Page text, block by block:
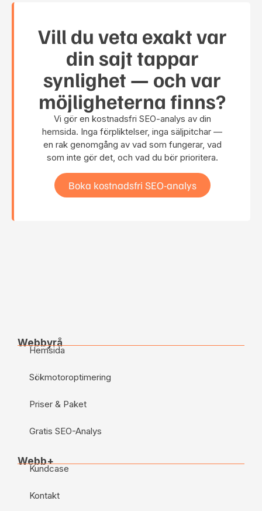
Vill du veta exakt var
din sajt tappar
synlighet — och var
möjligheterna finns?
Vi gör en kostnadsfri SEO-analys av din
hemsida. Inga förpliktelser, inga säljpitchar —
en rak genomgång av vad som fungerar, vad
som inte gör det, och vad du bör prioritera.
Boka kostnadsfri SEO-analys
Webbyrå
Hemsida
Sökmotoroptimering
Priser & Paket
Gratis SEO-Analys
Webb+
Kundcase
Kontakt